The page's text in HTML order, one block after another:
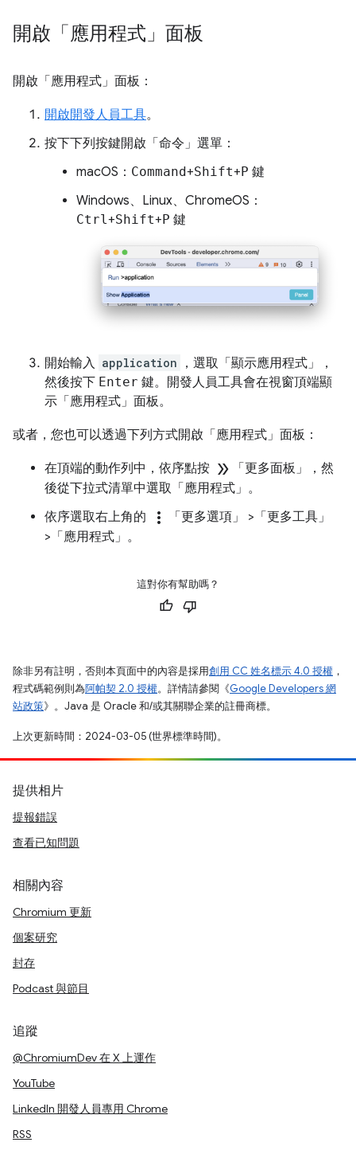
開啟「應用程式」面板
開啟「應用程式」 面板：
開啟開發人員工具。
按下下列按鍵開啟「命令」選單 ：
macOS： Command+Shift+P 鍵
Windows、Linux、ChromeOS：
Ctrl+Shift+P 鍵
開始輸入 application ，選取「顯示應用程式」
，
然後按下 Enter 鍵。開發人員工具會在視窗頂端顯
示「應用程式」 面板。
或者，您也可以透過下列方式開啟「應用程式」 面板：
在頂端的動作列中，依序點按 double_arrow 「更多面板」
，然
後從下拉式清單中選取「應用程式」 。
依序選取右上角的
more_vert 「更多選項」
>「更多工具」
>「應用程式」 。
這對你有幫助嗎？
除非另有註明，否則本頁面中的內容是採用創用 CC 姓名標示 4.0 授權 ，
程式碼範例則為阿帕契 2.0 授權。詳情請參閱《Google Developers 網
站政策》。Java 是 Oracle 和/或其關聯企業的註冊商標。
上次更新時間：2024-03-05 (世界標準時間)。
提供相片
提報錯誤
查看已知問題
相關內容
Chromium 更新
個案研究
封存
Podcast 與節目
追蹤
@ChromiumDev 在 X 上運作
YouTube
LinkedIn 開發人員專用 Chrome
RSS